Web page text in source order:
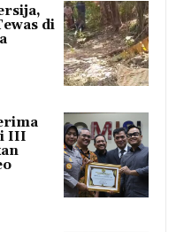
di
III